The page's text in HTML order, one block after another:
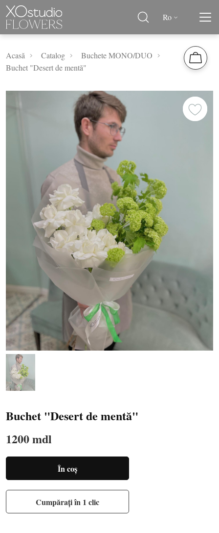
Ro
Acasă Catalog
Buchete MONO/DUO
Buchet "Desert de mentă"
Buchet "Desert de mentă"
1200 mdl
În coș
Cumpărați în 1 clic